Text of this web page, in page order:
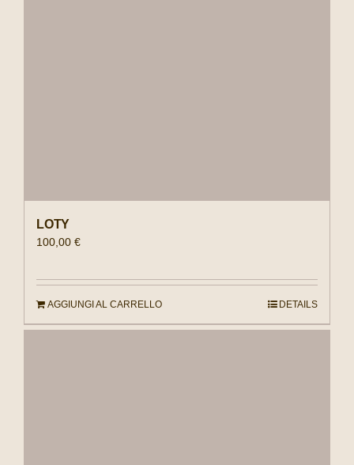
LOTY
100,00 €
AGGIUNGI AL CARRELLO DETAILS